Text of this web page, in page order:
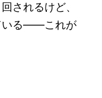
されるけど、
いる――これが